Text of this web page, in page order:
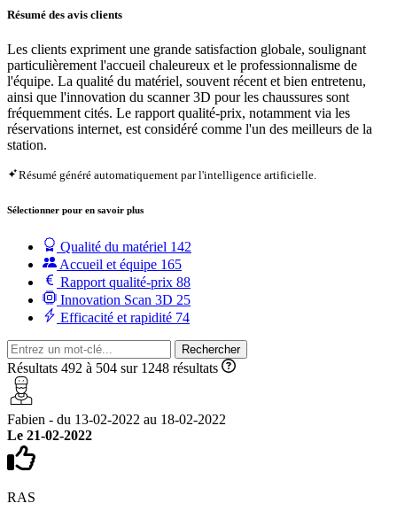
Résumé des avis clients
Les clients expriment une grande satisfaction globale, soulignant
particulièrement l'accueil chaleureux et le professionnalisme de
l'équipe. La qualité du matériel, souvent récent et bien entretenu,
ainsi que l'innovation du scanner 3D pour les chaussures sont
fréquemment cités. Le rapport qualité-prix, notamment via les
réservations internet, est considéré comme l'un des meilleurs de la
station.
Résumé généré automatiquement par l'intelligence artificielle.
Sélectionner pour en savoir plus
Qualité du matériel 142
Accueil et équipe 165
Rapport qualité-prix 88
Innovation Scan 3D 25
Efficacité et rapidité 74
Rechercher
Résultats 492 à 504 sur 1248 résultats
Fabien - du 13-02-2022 au 18-02-2022
Le 21-02-2022
RAS